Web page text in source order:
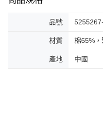
品號
材質 棉65%
產地 中國